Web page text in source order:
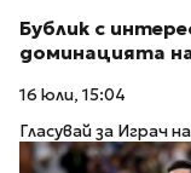
Бублик с
доминацията
16 юли, 15:04
Гласувай за Играч